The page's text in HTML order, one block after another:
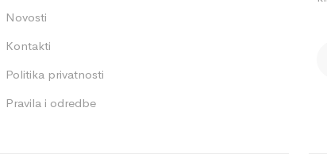
Novosti
Kontakti
Politika privatnosti
Pravila i odredbe